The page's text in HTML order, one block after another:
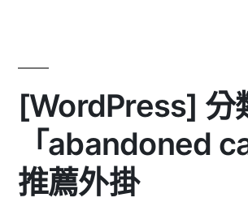
[WordPress] 分
「abandoned
推薦外掛